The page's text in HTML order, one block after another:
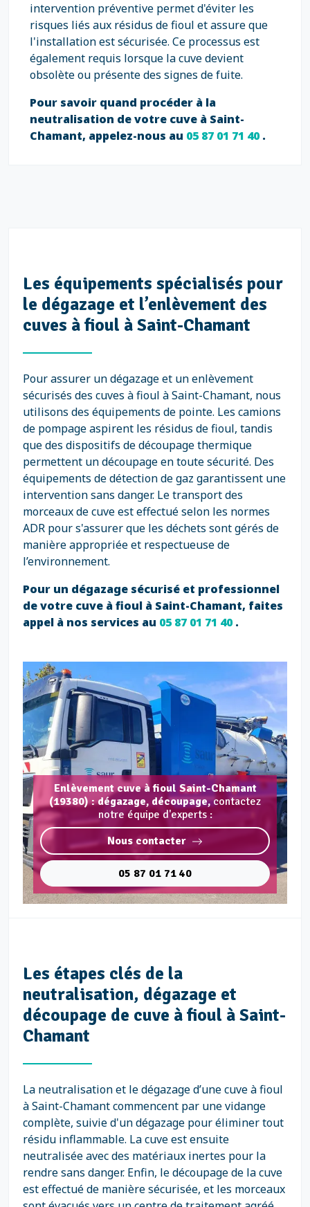
intervention préventive permet d'éviter les
risques liés aux résidus de fioul et assure que
l'installation est sécurisée. Ce processus est
également requis lorsque la cuve devient
obsolète ou présente des signes de fuite.
Pour savoir quand procéder à la
neutralisation de votre cuve à Saint-
Chamant, appelez-nous au 05 87 01 71 40.
Les équipements spécialisés pour
le dégazage et l’enlèvement des
cuves à fioul à Saint-Chamant
Pour assurer un dégazage et un enlèvement
sécurisés des cuves à fioul à Saint-Chamant, nous
utilisons des équipements de pointe. Les camions
de pompage aspirent les résidus de fioul, tandis
que des dispositifs de découpage thermique
permettent un découpage en toute sécurité. Des
équipements de détection de gaz garantissent une
intervention sans danger. Le transport des
morceaux de cuve est effectué selon les normes
ADR pour s'assurer que les déchets sont gérés de
manière appropriée et respectueuse de
l’environnement.
Pour un dégazage sécurisé et professionnel
de votre cuve à fioul à Saint-Chamant, faites
appel à nos services au 05 87 01 71 40.
Enlèvement cuve à fioul Saint-Chamant
(19380) : dégazage, découpage,contactez
notre équipe d'experts :
Nous contacter
05 87 01 71 40
Les étapes clés de la
neutralisation, dégazage et
découpage de cuve à fioul à Saint-
Chamant
La neutralisation et le dégazage d’une cuve à fioul
à Saint-Chamant commencent par une vidange
complète, suivie d'un dégazage pour éliminer tout
résidu inflammable. La cuve est ensuite
neutralisée avec des matériaux inertes pour la
rendre sans danger. Enfin, le découpage de la cuve
est effectué de manière sécurisée, et les morceaux